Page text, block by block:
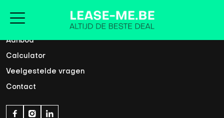
Home
Aanbod
Calculator
Veelgestelde vragen
Contact